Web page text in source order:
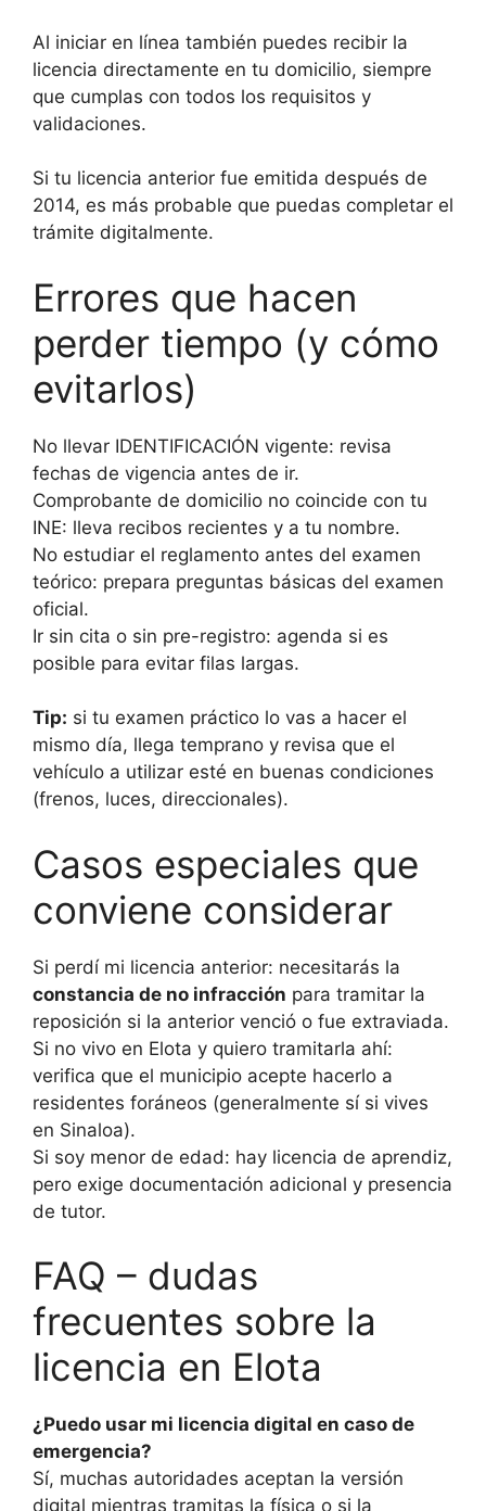
Al iniciar en línea también puedes recibir la
licencia directamente en tu domicilio, siempre
que cumplas con todos los requisitos y
validaciones.
Si tu licencia anterior fue emitida después de
2014, es más probable que puedas completar el
trámite digitalmente.
Errores que hacen
perder tiempo (y cómo
evitarlos)
No llevar IDENTIFICACIÓN vigente: revisa
fechas de vigencia antes de ir.
Comprobante de domicilio no coincide con tu
INE: lleva recibos recientes y a tu nombre.
No estudiar el reglamento antes del examen
teórico: prepara preguntas básicas del examen
oficial.
Ir sin cita o sin pre-registro: agenda si es
posible para evitar filas largas.
Tip: si tu examen práctico lo vas a hacer el
mismo día, llega temprano y revisa que el
vehículo a utilizar esté en buenas condiciones
(frenos, luces, direccionales).
Casos especiales que
conviene considerar
Si perdí mi licencia anterior: necesitarás la
constancia de no infracción para tramitar la
reposición si la anterior venció o fue extraviada.
Si no vivo en Elota y quiero tramitarla ahí:
verifica que el municipio acepte hacerlo a
residentes foráneos (generalmente sí si vives
en Sinaloa).
Si soy menor de edad: hay licencia de aprendiz,
pero exige documentación adicional y presencia
de tutor.
FAQ – dudas
frecuentes sobre la
licencia en Elota
¿Puedo usar mi licencia digital en caso de
emergencia?
Sí, muchas autoridades aceptan la versión
digital mientras tramitas la física o si la